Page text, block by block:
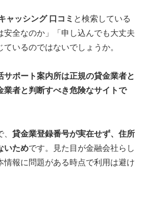
ャッシング 口コミ と検索している
安全なのか」「申し込んでも大丈夫
いるのではないでしょうか。
サポート案内所は正規の貸金業者と
業者と判断すべき危険なサイトで
貸金業登録番号が実在せず、住所
いためです。見た目が金融会社らし
情報に問題がある時点で利用は避け